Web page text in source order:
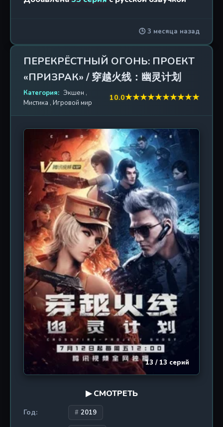
«Чёрные войска»: отряд, призванный встать на
пути вторжения прожорливой расы Таоти,
управляемой безумным Богом Смерти Картусом.
Но война эта ведётся на многих фронтах.
Архангелы Небес, падшие демоны Морганы и
ведут свою шахматную партию, где пешки — это
звёздные системы. Каждый из отряда Леоны
одни управляют галактиками, другие — стихиями,
третьи — самой реальностью. На кону не просто
планета. На кону — эволюция и право
человечества на существование. Впереди —
сражения, предательства и разгадка тайны: что
же на самом деле стоит за пробуждением богов
на Земле? «Чёрные войска» — это не просто
военная организация. Это последняя надежда
перед лицом хаоса, который уже перестал быть
тенью на горизонте.
броня
4. Превзойти богов:
Чёрные войска
2017 г. / 33 эп.
5. Превзойти богов: Приход
6. Превзойти богов: Удар
грома
2022 г. / 33 эп.
🕒 3 месяца назад
ПЕРЕКРЁСТНЫЙ ОГОНЬ: ПРОЕКТ
«ПРИЗРАК» / 穿越火线：幽灵计划
Категория: Экшен ,
Мистика , Игровой мир
10.0★★★★★★★★★★
13 / 13 серий
▶ СМОТРЕТЬ
Год: 2019